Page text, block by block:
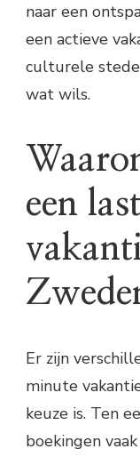
naar een
een actieve
culturele
wat wils.
een
Er zijn
minute
keuze is. Ten
boekingen